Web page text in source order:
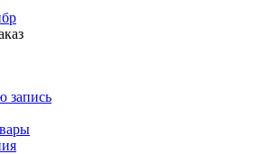
запись